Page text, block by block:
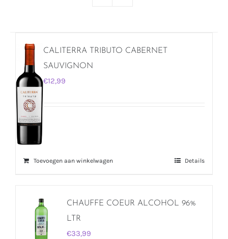
CALITERRA TRIBUTO CABERNET
SAUVIGNON
€12,99
Toevoegen aan winkelwagen Details
CHAUFFE COEUR ALCOHOL 96%
LTR
€33,99